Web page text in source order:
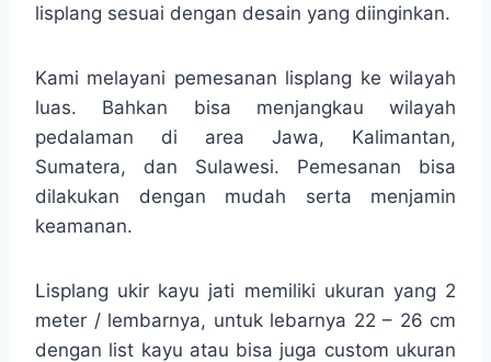
lisplang sesuai dengan desain yang diinginkan.
Kami melayani pemesanan lisplang ke wilayah
luas. Bahkan bisa menjangkau wilayah
pedalaman di area Jawa, Kalimantan,
Sumatera, dan Sulawesi. Pemesanan bisa
dilakukan dengan mudah serta menjamin
keamanan.
Lisplang ukir kayu jati memiliki ukuran yang 2
meter / lembarnya, untuk lebarnya 22 – 26 cm
dengan list kayu atau bisa juga custom ukuran